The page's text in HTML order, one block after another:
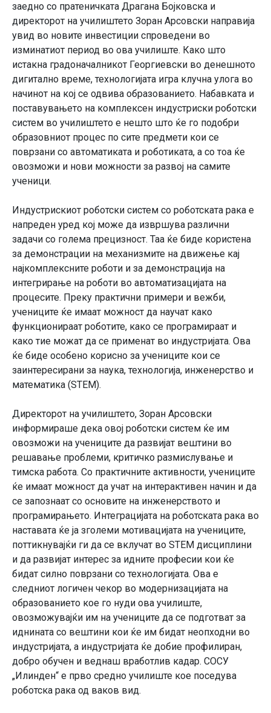
заедно со пратеничката Драгана Бојковска и
директорот на училиштето Зоран Арсовски направија
увид во новите инвестиции спроведени во
изминатиот период во ова училиште. Како што
истакна градоначалникот Георгиевски во денешното
дигитално време, технологијата игра клучна улога во
начинот на кој се одвива образованието. Набавката и
поставувањето на комплексен индустриски роботски
систем во училиштето е нешто што ќе го подобри
образовниот процес по сите предмети кои се
поврзани со автоматиката и роботиката, а со тоа ќе
овозможи и нови можности за развој на самите
ученици.
Индустрискиот роботски систем со роботската рака е
напреден уред кој може да извршува различни
задачи со голема прецизност. Таа ќе биде користена
за демонстрации на механизмите на движење кај
најкомплексните роботи и за демонстрација на
интегрирање на роботи во автоматизацијата на
процесите. Преку практични примери и вежби,
учениците ќе имаат можност да научат како
функционираат роботите, како се програмираат и
како тие можат да се применат во индустријата. Ова
ќе биде особено корисно за учениците кои се
заинтересирани за наука, технологија, инженерство и
математика (STEM).
Директорот на училиштето, Зоран Арсовски
информираше дека овој роботски систем ќе им
овозможи на учениците да развијат вештини во
решавање проблеми, критичко размислување и
тимска работа. Со практичните активности, учениците
ќе имаат можност да учат на интерактивен начин и да
се запознаат со основите на инженерството и
програмирањето. Интеграцијата на роботската рака во
наставата ќе ја зголеми мотивацијата на учениците,
поттикнувајќи ги да се вклучат во STEM дисциплини
и да развијат интерес за идните професии кои ќе
бидат силно поврзани со технологијата. Ова е
следниот логичен чекор во модернизацијата на
образованието кое го нуди ова училиште,
овозможувајќи им на учениците да се подготват за
иднината со вештини кои ќе им бидат неопходни во
индустријата, а индустријата ќе добие профилиран,
добро обучен и веднаш вработлив кадар. СОСУ
„Илинден“ е прво средно училиште кое поседува
роботска рака од ваков вид.